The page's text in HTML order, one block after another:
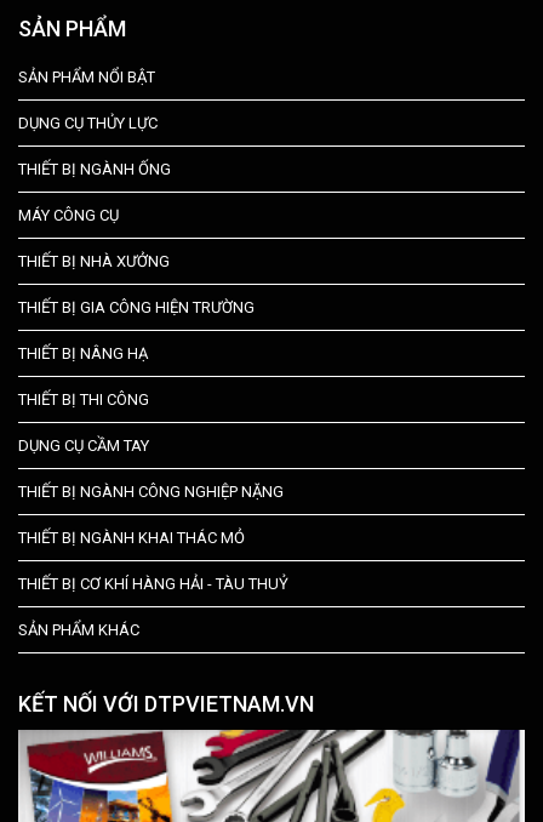
SẢN PHẨM
SẢN PHẨM NỔI BẬT
DỤNG CỤ THỦY LỰC
THIẾT BỊ NGÀNH ỐNG
MÁY CÔNG CỤ
THIẾT BỊ NHÀ XƯỞNG
THIẾT BỊ GIA CÔNG HIỆN TRƯỜNG
THIẾT BỊ NÂNG HẠ
THIẾT BỊ THI CÔNG
DỤNG CỤ CẦM TAY
THIẾT BỊ NGÀNH CÔNG NGHIỆP NẶNG
THIẾT BỊ NGÀNH KHAI THÁC MỎ
THIẾT BỊ CƠ KHÍ HÀNG HẢI - TÀU THUỶ
SẢN PHẨM KHÁC
KẾT NỐI VỚI DTPVIETNAM.VN